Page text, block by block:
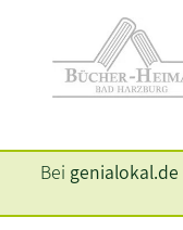
Bei genialokal.de